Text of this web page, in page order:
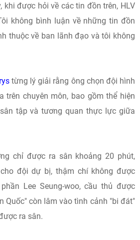
khi được hỏi về các tin đồn trên, HLV
không bình luận về những tin đồn
thuộc về ban lãnh đạo và tôi không
từng lý giải rằng ông chọn đội hình
trên chuyên môn, bao gồm thể hiện
tập và tương quan thực lực giữa
chỉ được ra sân khoảng 20 phút,
đội dự bị, thậm chí không được
Lee Seung-woo, cầu thủ được
Quốc" còn lâm vào tình cảnh "bi đát"
ra sân.